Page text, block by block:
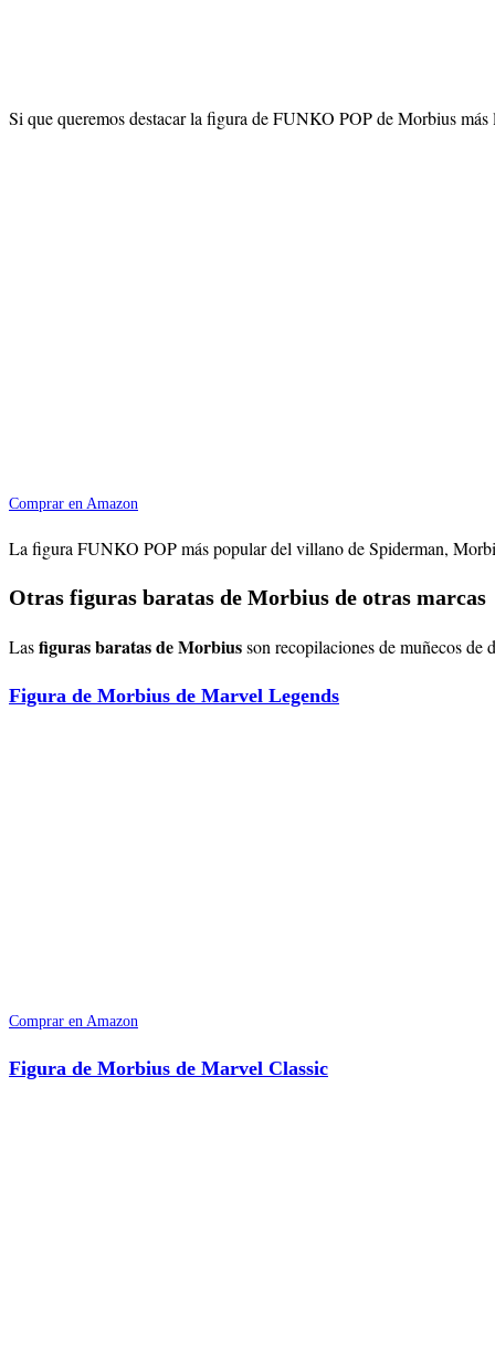
Si que queremos destacar la figura de FUNKO POP de Morbius
Comprar en Amazon
La figura FUNKO POP más popular del villano de Spiderman,
Otras figuras baratas de Morbius de otras marcas
Lasfiguras baratas de Morbiusson recopilaciones de muñecos de
Figura de Morbius de Marvel Legends
Comprar en Amazon
Figura de Morbius de Marvel Classic